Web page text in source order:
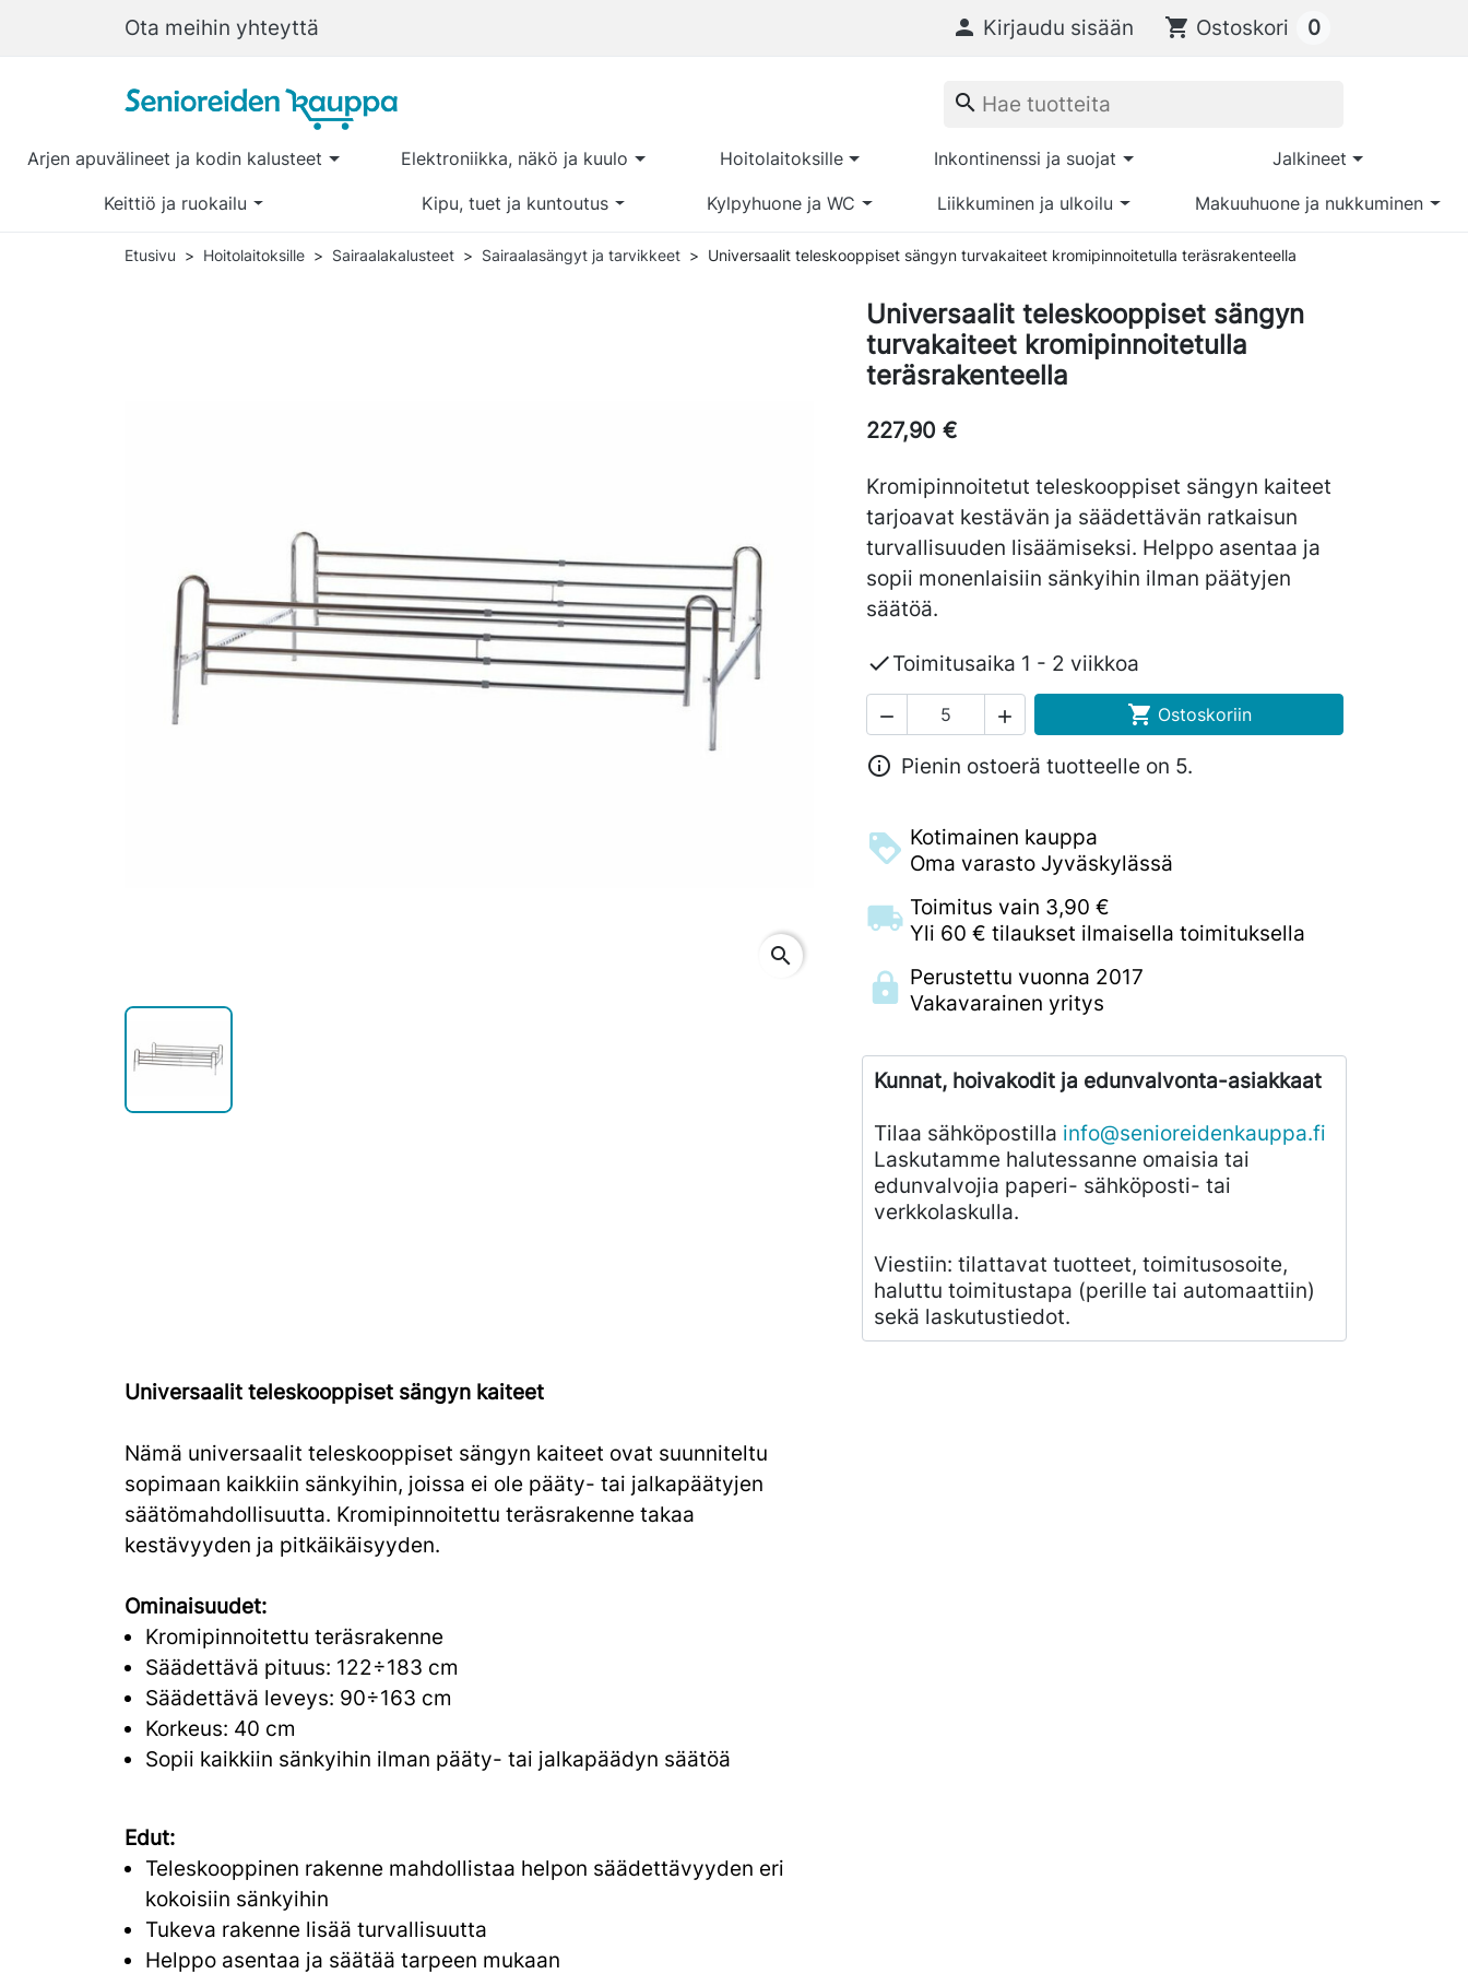
Ota meihin yhteyttä  Kirjaudu sisään shopping_cart Ostoskori 0
Arjen apuvälineet ja kodin kalusteet Elektroniikka, näkö ja kuulo Hoitolaitoksille Inkontinenssi ja suojat Jalkineet
Keittiö ja ruokailu Kipu, tuet ja kuntoutus Kylpyhuone ja WC Liikkuminen ja ulkoilu Makuuhuone ja nukkuminen
search
Etusivu Hoitolaitoksille Sairaalakalusteet Sairaalasängyt ja tarvikkeet Universaalit teleskooppiset sängyn turvakaiteet kromipinnoitetulla teräsrakenteella
search
Universaalit teleskooppiset sängyn
turvakaiteet kromipinnoitetulla
teräsrakenteella
227,90 €
Kromipinnoitetut teleskooppiset sängyn kaiteet
tarjoavat kestävän ja säädettävän ratkaisun
turvallisuuden lisäämiseksi. Helppo asentaa ja
sopii monenlaisiin sänkyihin ilman päätyjen
säätöä.
Toimitusaika 1 - 2 viikkoa
   Ostoskoriin
 Pienin ostoerä tuotteelle on 5.
Kotimainen kauppa
Oma varasto Jyväskylässä
Toimitus vain 3,90 €
Yli 60 € tilaukset ilmaisella toimituksella
Perustettu vuonna 2017
Vakavarainen yritys
Kunnat, hoivakodit ja edunvalvonta-asiakkaat
Tilaa sähköpostilla info@senioreidenkauppa.fi
Laskutamme halutessanne omaisia tai
edunvalvojia paperi- sähköposti- tai
verkkolaskulla.
Viestiin: tilattavat tuotteet, toimitusosoite,
haluttu toimitustapa (perille tai automaattiin)
sekä laskutustiedot.
Universaalit teleskooppiset sängyn kaiteet
Nämä universaalit teleskooppiset sängyn kaiteet ovat suunniteltu
sopimaan kaikkiin sänkyihin, joissa ei ole pääty- tai jalkapäätyjen
säätömahdollisuutta. Kromipinnoitettu teräsrakenne takaa
kestävyyden ja pitkäikäisyyden.
Ominaisuudet:
Kromipinnoitettu teräsrakenne
Säädettävä pituus: 122÷183 cm
Säädettävä leveys: 90÷163 cm
Korkeus: 40 cm
Sopii kaikkiin sänkyihin ilman pääty- tai jalkapäädyn säätöä
Edut:
Teleskooppinen rakenne mahdollistaa helpon säädettävyyden eri
kokoisiin sänkyihin
Tukeva rakenne lisää turvallisuutta
Helppo asentaa ja säätää tarpeen mukaan